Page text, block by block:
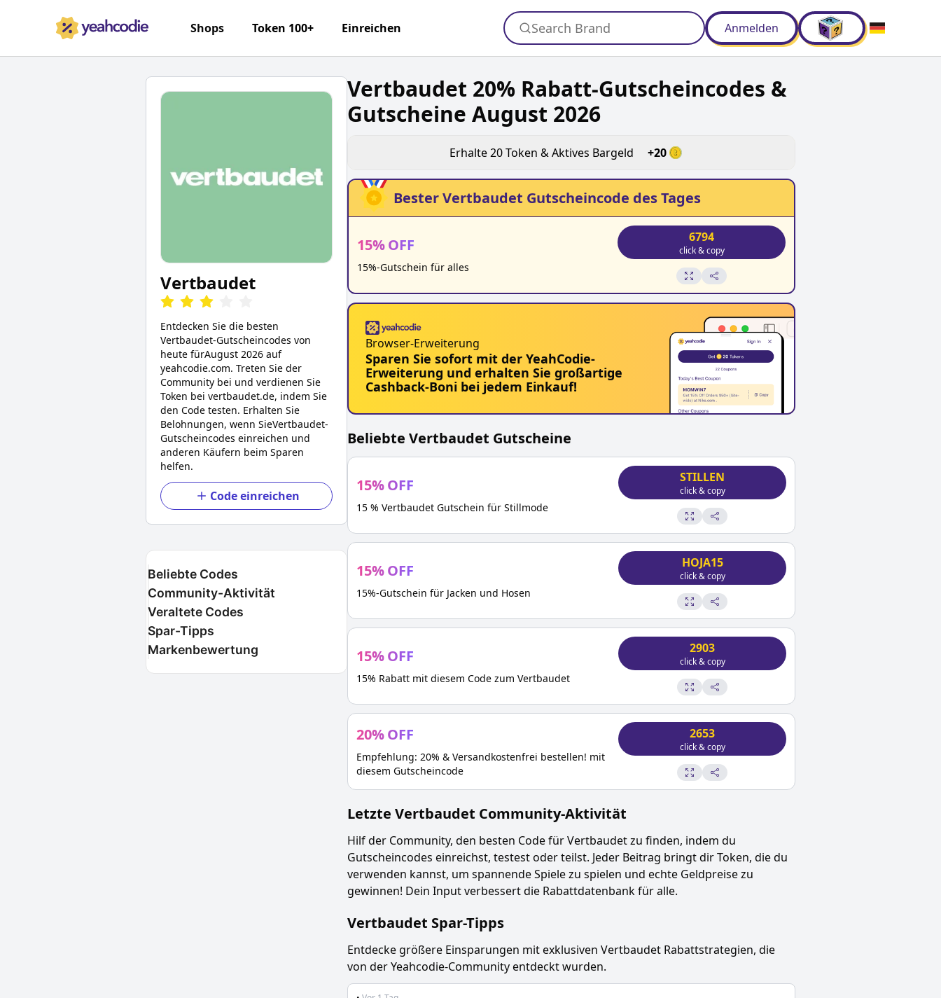
Shops Token 100+ Einreichen Search Brand Anmelden
Vertbaudet
Entdecken Sie die besten
Vertbaudet-Gutscheincodes von
heute fürAugust 2026 auf
yeahcodie.com. Treten Sie der
Community bei und verdienen Sie
Token bei vertbaudet.de, indem Sie
den Code testen. Erhalten Sie
Belohnungen, wenn SieVertbaudet-
Gutscheincodes einreichen und
anderen Käufern beim Sparen
helfen.
Code einreichen
Beliebte Codes
Community-Aktivität
Veraltete Codes
Spar-Tipps
Markenbewertung
Vertbaudet 20% Rabatt-Gutscheincodes &
Gutscheine August 2026
Erhalte20Token & Aktives Bargeld +20
BesterVertbaudet Gutscheincode des Tages
15%OFF
15%-Gutschein für alles
6794
click & copy
Browser-Erweiterung
Sparen Sie sofort mit der YeahCodie-
Erweiterung und erhalten Sie großartige
Cashback-Boni bei jedem Einkauf!
Beliebte Vertbaudet Gutscheine
15%OFF
15 % Vertbaudet Gutschein für Stillmode
STILLEN
click & copy
15%OFF
15%-Gutschein für Jacken und Hosen
HOJA15
click & copy
15%OFF
15% Rabatt mit diesem Code zum Vertbaudet
2903
click & copy
20%OFF
Empfehlung: 20% & Versandkostenfrei bestellen! mit
diesem Gutscheincode
2653
click & copy
Letzte Vertbaudet Community-Aktivität
Hilf der Community, den besten Code fürVertbaudetzu finden, indem du
Gutscheincodes einreichst, testest oder teilst. Jeder Beitrag bringt dir Token, die du
verwenden kannst, um spannende Spiele zu spielen und echte Geldpreise zu
gewinnen! Dein Input verbessert die Rabattdatenbank für alle.
Vertbaudet Spar-Tipps
Entdecke größere Einsparungen mit exklusiven Vertbaudet Rabattstrategien, die
von der Yeahcodie-Community entdeckt wurden.